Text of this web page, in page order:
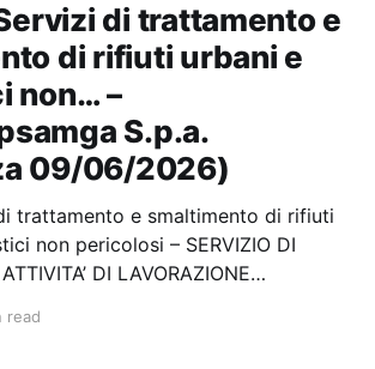
di trattamento e
di rifiuti urbani e
non… –
S.p.a.
09/06/2026)
trattamento e smaltimento di rifiuti
non pericolosi – SERVIZIO DI
DI LAVORAZIONE
“IMBALLAGGI IN CARTA E
read